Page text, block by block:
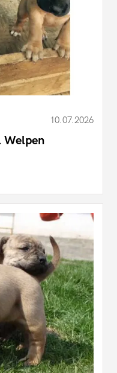
10.07.2026
Welpen